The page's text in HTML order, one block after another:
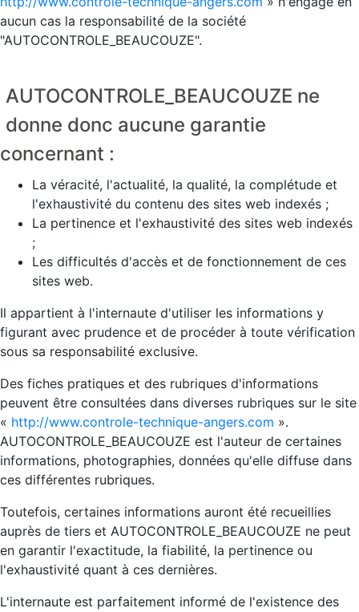
aucun cas la responsabilité de la société
"AUTOCONTROLE_BEAUCOUZE".
AUTOCONTROLE_BEAUCOUZE ne
donne donc aucune garantie
concernant :
La véracité, l'actualité, la qualité, la complétude et
l'exhaustivité du contenu des sites web indexés ;
La pertinence et l'exhaustivité des sites web indexés
;
Les difficultés d'accès et de fonctionnement de ces
sites web.
Il appartient à l'internaute d'utiliser les informations y
figurant avec prudence et de procéder à toute vérification
sous sa responsabilité exclusive.
Des fiches pratiques et des rubriques d'informations
peuvent être consultées dans diverses rubriques sur le site
« http://www.controle-technique-angers.com ».
AUTOCONTROLE_BEAUCOUZE est l'auteur de certaines
informations, photographies, données qu'elle diffuse dans
ces différentes rubriques.
Toutefois, certaines informations auront été recueillies
auprès de tiers et AUTOCONTROLE_BEAUCOUZE ne peut
en garantir l'exactitude, la fiabilité, la pertinence ou
l'exhaustivité quant à ces dernières.
L'internaute est parfaitement informé de l'existence des